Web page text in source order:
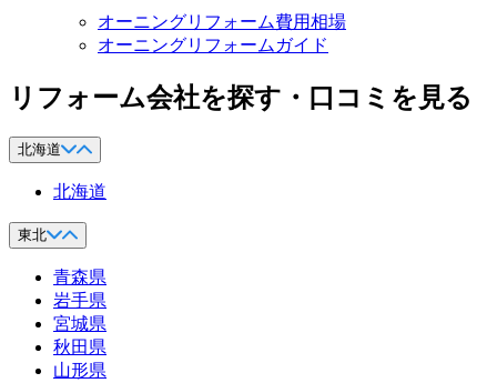
オーニングリフォーム費用相場
オーニングリフォームガイド
リフォーム会社を探す・口コミを見る
北海道
北海道
東北
青森県
岩手県
宮城県
秋田県
山形県